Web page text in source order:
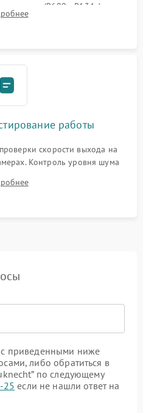
(R600a, R134a) по
рабочего давления в системе.
работы
скорости выхода на
Контроль уровня шума
стенок и корректного
оттайки.
приведенными ниже
либо обратиться в
по следующему
25 если не нашли ответ на